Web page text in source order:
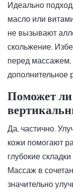
Идеально
масло или
не вызывают
скольжение.
перед массажем,
дополнительное
Поможет ли
Да, частично.
кожи помогают
глубокие
Массаж в
значительно